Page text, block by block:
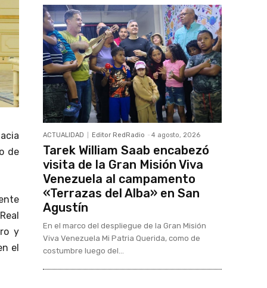
de
y
el
ACTUALIDAD Editor RedRadio - 4 agosto, 2026
Tarek William Saab encabezó
visita de la Gran Misión Viva
Venezuela al campamento
«Terrazas del Alba» en San
Agustín
En el marco del despliegue de la Gran Misión
Viva Venezuela Mi Patria Querida, como de
costumbre luego del...